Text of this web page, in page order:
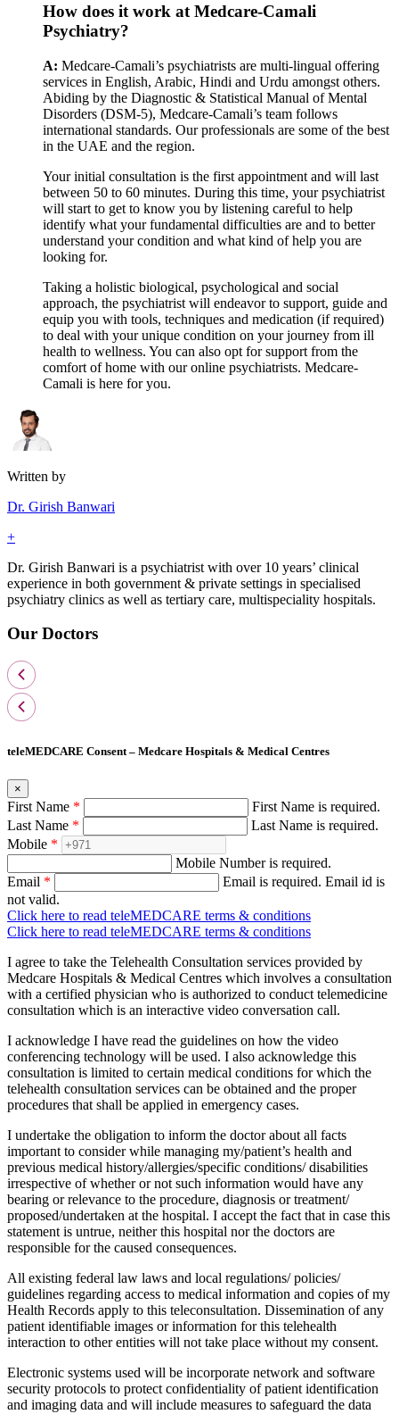
How does it work at Medcare-Camali
Psychiatry?
A: Medcare-Camali’s psychiatrists are multi-lingual offering
services in English, Arabic, Hindi and Urdu amongst others.
Abiding by the Diagnostic & Statistical Manual of Mental
Disorders (DSM-5), Medcare-Camali’s team follows
international standards. Our professionals are some of the best
in the UAE and the region.
Your initial consultation is the first appointment and will last
between 50 to 60 minutes. During this time, your psychiatrist
will start to get to know you by listening careful to help
identify what your fundamental difficulties are and to better
understand your condition and what kind of help you are
looking for.
Taking a holistic biological, psychological and social
approach, the psychiatrist will endeavor to support, guide and
equip you with tools, techniques and medication (if required)
to deal with your unique condition on your journey from ill
health to wellness. You can also opt for support from the
comfort of home with our online psychiatrists. Medcare-
Camali is here for you.
Written by
Dr. Girish Banwari
+
Dr. Girish Banwari is a psychiatrist with over 10 years’ clinical
experience in both government & private settings in specialised
psychiatry clinics as well as tertiary care, multispeciality hospitals.
Our Doctors
teleMEDCARE Consent – Medcare Hospitals & Medical Centres
×
First Name *
First Name is required.
Last Name *
Last Name is required.
Mobile *
Mobile Number is required.
Email * Email is required. Email id is
not valid.
Click here to read teleMEDCARE terms & conditions
Click here to read teleMEDCARE terms & conditions
I agree to take the Telehealth Consultation services provided by
Medcare Hospitals & Medical Centres which involves a consultation
with a certified physician who is authorized to conduct telemedicine
consultation which is an interactive video conversation call.
I acknowledge I have read the guidelines on how the video
conferencing technology will be used. I also acknowledge this
consultation is limited to certain medical conditions for which the
telehealth consultation services can be obtained and the proper
procedures that shall be applied in emergency cases.
I undertake the obligation to inform the doctor about all facts
important to consider while managing my/patient’s health and
previous medical history/allergies/specific conditions/ disabilities
irrespective of whether or not such information would have any
bearing or relevance to the procedure, diagnosis or treatment/
proposed/undertaken at the hospital. I accept the fact that in case this
statement is untrue, neither this hospital nor the doctors are
responsible for the caused consequences.
All existing federal law laws and local regulations/ policies/
guidelines regarding access to medical information and copies of my
Health Records apply to this teleconsultation. Dissemination of any
patient identifiable images or information for this telehealth
interaction to other entities will not take place without my consent.
Electronic systems used will be incorporate network and software
security protocols to protect confidentiality of patient identification
and imaging data and will include measures to safeguard the data